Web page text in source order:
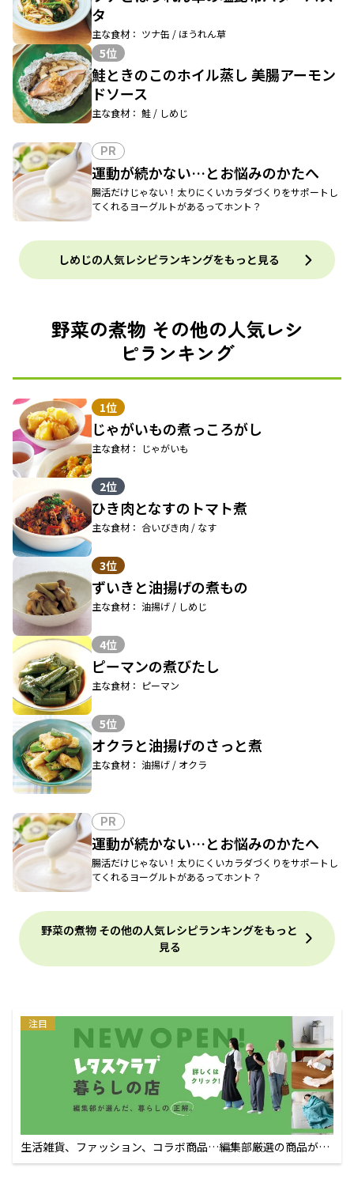
タ
主な食材： ツナ缶 / ほうれん草
5位
鮭ときのこのホイル蒸し 美腸アーモン
ドソース
主な食材： 鮭 / しめじ
PR
運動が続かない…とお悩みのかたへ
腸活だけじゃない！太りにくいカラダづくりをサポートし
てくれるヨーグルトがあるってホント？
しめじの人気レシピランキングをもっと見る
野菜の煮物 その他の人気レシ
ピランキング
1位
じゃがいもの煮っころがし
主な食材： じゃがいも
2位
ひき肉となすのトマト煮
主な食材： 合いびき肉 / なす
3位
ずいきと油揚げの煮もの
主な食材： 油揚げ / しめじ
4位
ピーマンの煮びたし
主な食材： ピーマン
5位
オクラと油揚げのさっと煮
主な食材： 油揚げ / オクラ
PR
運動が続かない…とお悩みのかたへ
腸活だけじゃない！太りにくいカラダづくりをサポートし
てくれるヨーグルトがあるってホント？
野菜の煮物 その他の人気レシピランキングをもっと
見る
注目
生活雑貨、ファッション、コラボ商品…編集部厳選の商品が買
えるECサイト